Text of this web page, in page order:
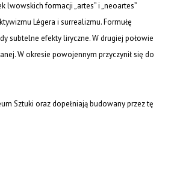
lwowskich formacji „artes” i „neoartes”
Légera i surrealizmu. Formułę
subtelne efekty liryczne. W drugiej połowie
W okresie powojennym przyczynił się do
Sztuki oraz dopełniają budowany przez tę